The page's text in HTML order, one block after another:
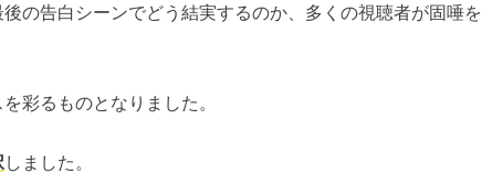
の告白シーンでどう結実するのか、多くの視聴者が固唾を
彩るものとなりました。
しました。